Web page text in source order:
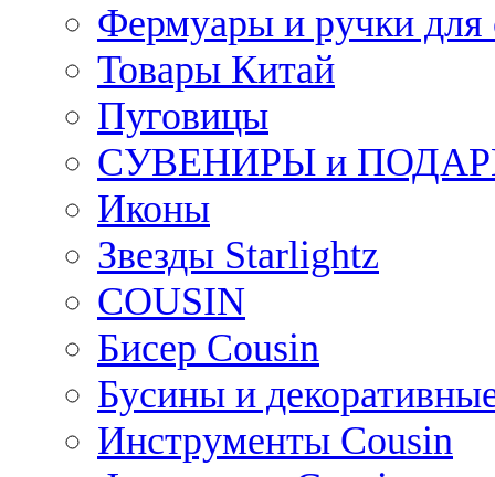
Фермуары и ручки для
Товары Китай
Пуговицы
СУВЕНИРЫ и
Иконы
Звезды Starlightz
COUSIN
Бисер Cousin
Бусины и
Инструменты Cousin